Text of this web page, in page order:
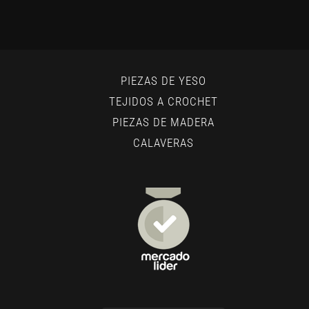
PIEZAS DE YESO
TEJIDOS A CROCHET
PIEZAS DE MADERA
CALAVERAS